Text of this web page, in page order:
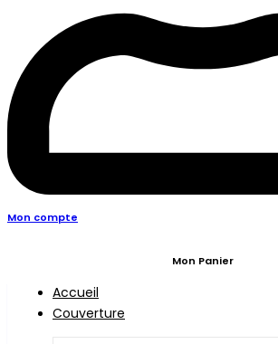
Mon compte
Mon Panier
Accueil
Couverture